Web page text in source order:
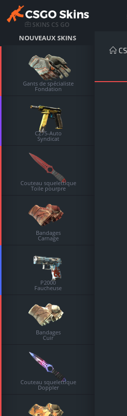
SKINS CS GO
NOUVEAUX SKINS
Gants de spécialiste
Fondation
CZ75-Auto
Syndicat
Couteau squelettique
Toile pourpre
Bandages
Carnage
P2000
Faucheuse
Bandages
Cuir
Couteau squelettique
Doppler